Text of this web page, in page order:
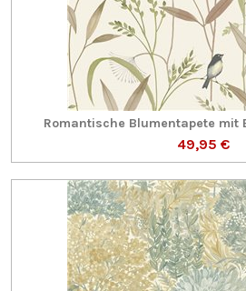
Romantische Blumentapete mit
49,95 €